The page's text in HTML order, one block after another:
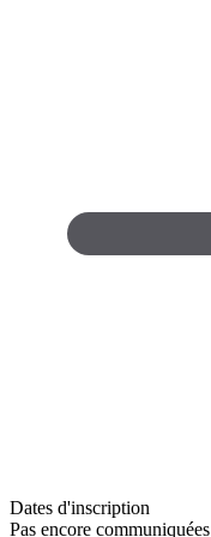
Dates d'inscription
Pas encore communiquées